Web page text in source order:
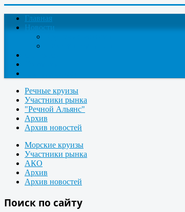
Главная
Новости
Речные круизы
Участники рынка
"Речной Альянс"
Архив
Архив новостей
Морские круизы
Участники рынка
АКО
Архив
Архив новостей
Поиск по сайту